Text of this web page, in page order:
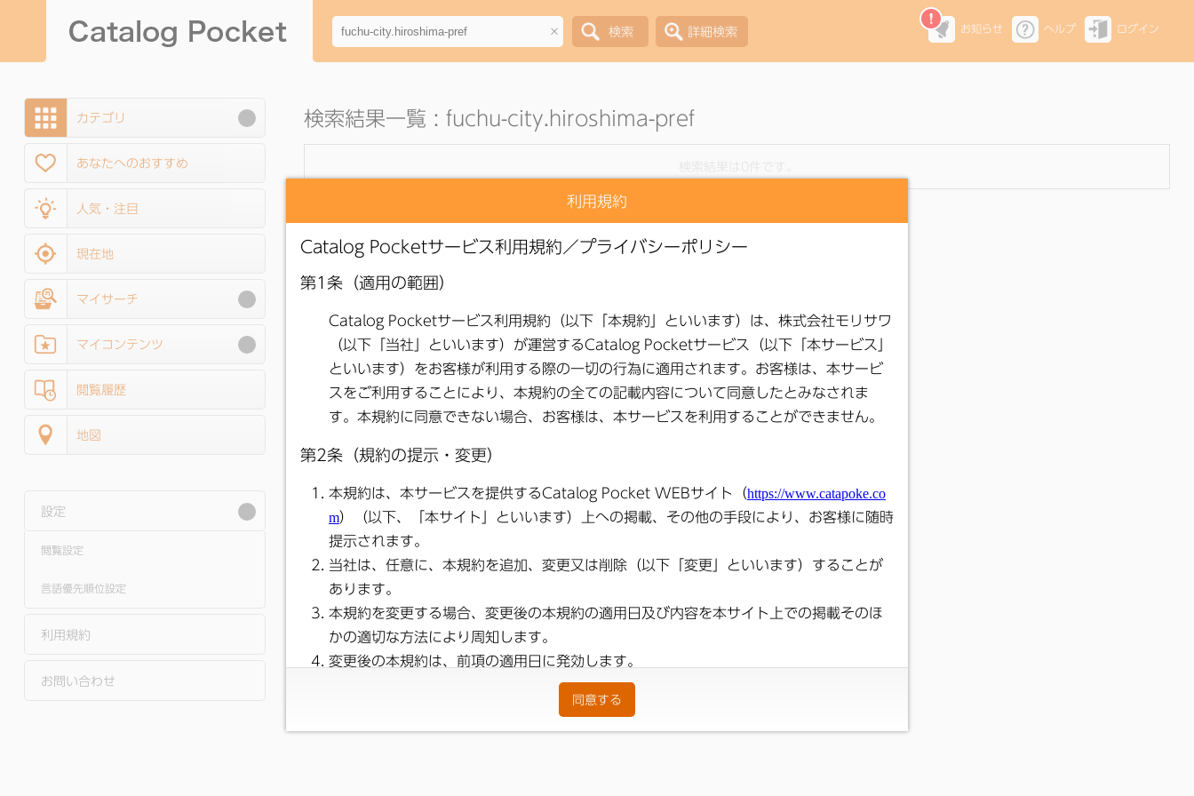
利用規約
× お知らせ ヘルプ ログイン
検索結果一覧 : fuchu-city.hiroshima-pref
検索結果は0件です。
カテゴリ
あなたへのおすすめ
人気・注目
現在地
マイサーチ
マイコンテンツ
閲覧履歴
地図
設定
閲覧設定
言語優先順位設定
利用規約
お問い合わせ